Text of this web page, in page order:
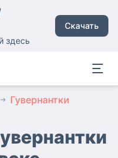
здесь
Скачать
Гувернантки